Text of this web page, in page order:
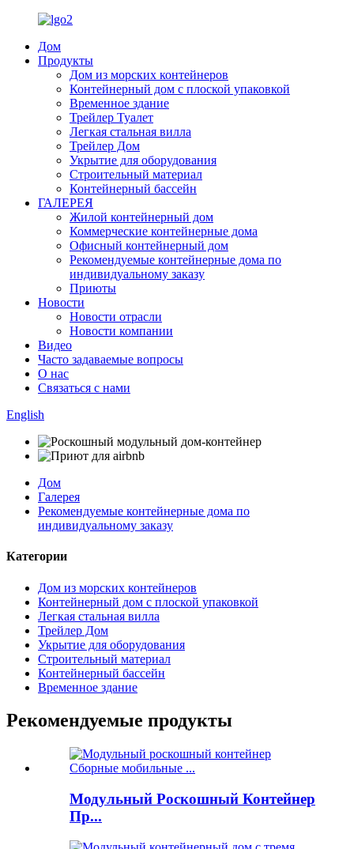
Дом
Продукты
Дом из морских контейнеров
Контейнерный дом с плоской упаковкой
Временное здание
Трейлер Туалет
Легкая стальная вилла
Трейлер Дом
Укрытие для оборудования
Строительный материал
Контейнерный бассейн
ГАЛЕРЕЯ
Жилой контейнерный дом
Коммерческие контейнерные дома
Офисный контейнерный дом
Рекомендуемые контейнерные дома по
индивидуальному заказу
Приюты
Новости
Новости отрасли
Новости компании
Видео
Часто задаваемые вопросы
О нас
Связаться с нами
English
Дом
Галерея
Рекомендуемые контейнерные дома по
индивидуальному заказу
Категории
Дом из морских контейнеров
Контейнерный дом с плоской упаковкой
Легкая стальная вилла
Трейлер Дом
Укрытие для оборудования
Строительный материал
Контейнерный бассейн
Временное здание
Рекомендуемые продукты
Модульный Роскошный Контейнер
Пр...